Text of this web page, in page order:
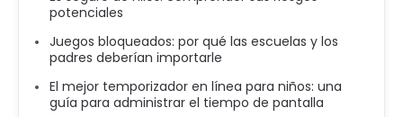
potenciales
Juegos bloqueados: por qué las escuelas y los
padres deberían importarle
El mejor temporizador en línea para niños: una
guía para administrar el tiempo de pantalla